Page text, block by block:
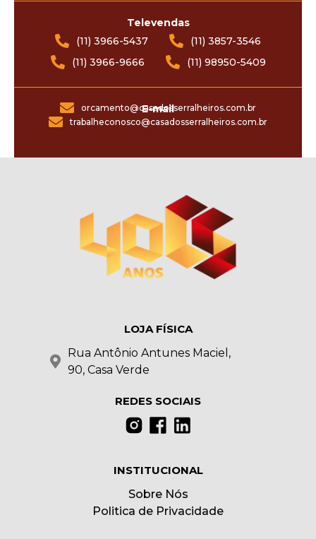
Televendas
(11) 3966-5437
(11) 3857-3546
(11) 3966-9666
(11) 98950-5409
E-mail
orcamento@casadosserralheiros.com.br
trabalheconosco@casadosserralheiros.com.br
LOJA FÍSICA
Rua Antônio Antunes Maciel,
90, Casa Verde
REDES SOCIAIS
INSTITUCIONAL
Sobre Nós
Politica de Privacidade